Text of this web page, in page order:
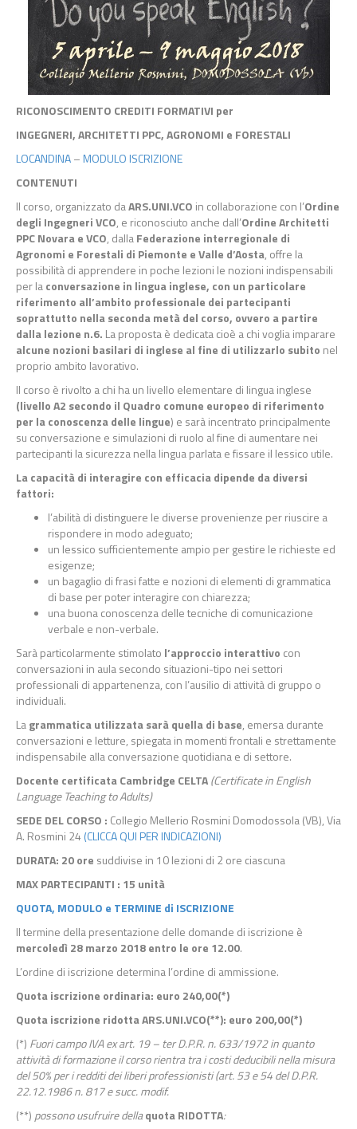
RICONOSCIMENTO CREDITI FORMATIVI per
INGEGNERI, ARCHITETTI PPC, AGRONOMI e FORESTALI
LOCANDINA–MODULO ISCRIZIONE
CONTENUTI
Il corso, organizzato daARS.UNI.VCO in collaborazione con l’Ordine
degli Ingegneri VCO, e riconosciuto anche dall’Ordine Architetti
PPC Novara e VCO, dallaFederazione interregionale di
Agronomi e Forestali di Piemonte e Valle d’Aosta, offre la
possibilità di apprendere in poche lezioni le nozioni indispensabili
per laconversazione in lingua inglese, con un particolare
riferimento all’ambito professionale dei partecipanti
soprattutto nella seconda metà del corso, ovvero a partire
dalla lezione n.6. La proposta è dedicata cioè a chi voglia imparare
alcune nozioni basilari di inglese al fine di utilizzarlo subito nel
proprio ambito lavorativo.
Il corso è rivolto a chi ha un livello elementare di lingua inglese
(livello A2 secondo il Quadro comune europeo di riferimento
per la conoscenza delle lingue) e sarà incentrato principalmente
su conversazione e simulazioni di ruolo al fine di aumentare nei
partecipanti la sicurezza nella lingua parlata e fissare il lessico utile.
La capacità di interagire con efficacia dipende da diversi
fattori:
l’abilità di distinguere le diverse provenienze per riuscire a
rispondere in modo adeguato;
un lessico sufficientemente ampio per gestire le richieste ed
esigenze;
un bagaglio di frasi fatte e nozioni di elementi di grammatica
di base per poter interagire con chiarezza;
una buona conoscenza delle tecniche di comunicazione
verbale e non-verbale.
Sarà particolarmente stimolato l’approccio interattivo con
conversazioni in aula secondo situazioni-tipo nei settori
professionali di appartenenza, con l’ausilio di attività di gruppo o
individuali.
Lagrammatica utilizzata sarà quella di base, emersa durante
conversazioni e letture, spiegata in momenti frontali e strettamente
indispensabile alla conversazione quotidiana e di settore.
Docente certificata Cambridge CELTA(Certificate in English
Language Teaching to Adults)
SEDE DEL CORSO : Collegio Mellerio Rosmini Domodossola (VB), Via
A. Rosmini 24 (CLICCA QUI PER INDICAZIONI)
DURATA: 20 ore suddivise in 10 lezioni di 2 ore ciascuna
MAX PARTECIPANTI : 15 unità
QUOTA, MODULO e TERMINE di ISCRIZIONE
Il termine della presentazione delle domande di iscrizione è
mercoledì 28 marzo 2018 entro le ore 12.00.
L’ordine di iscrizione determina l’ordine di ammissione.
Quota iscrizione ordinaria: euro 240,00(*)
Quota iscrizione ridotta ARS.UNI.VCO(**): euro 200,00(*)
(*) Fuori campo IVAex art. 19 – ter D.P.R. n. 633/1972 in quanto
attività di formazione il corso rientra tra i costi deducibili nella misura
del 50% per i redditi dei liberi professionisti (art. 53 e 54 del D.P.R.
22.12.1986 n. 817 e succ. modif.
(**) possono usufruire dellaquota RIDOTTA: